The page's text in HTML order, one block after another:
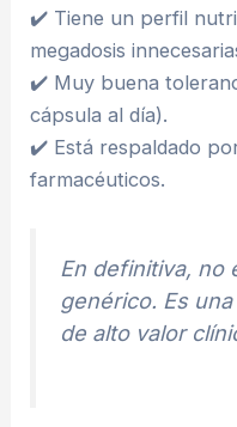
✔️ Tiene un perfil
megadosis
✔️ Muy buena
cápsula al día).
✔️ Está respaldado
farmacéuticos.
En definitiva, no
genérico. Es
de alto valor